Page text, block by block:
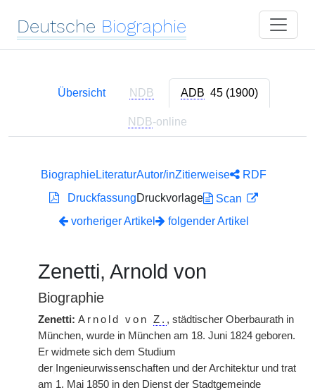
Deutsche Biographie
Übersicht NDB ADB 45 (1900)
NDB-online
BiographieLiteraturAutor/inZitierweise
RDF
DruckfassungDruckvorlage
Scan
vorheriger Artikel
folgender Artikel
Zenetti, Arnold von
Biographie
Zenetti: Arnold von Z. , städtischer Oberbaurath in
München, wurde in München am 18. Juni 1824 geboren.
Er widmete sich dem Studium
der Ingenieurwissenschaften und der Architektur und trat
am 1. Mai 1850 in den Dienst der Stadtgemeinde